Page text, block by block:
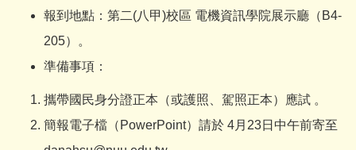
報到地點：第二(八甲)校區 電機資訊學院展示廳（B4-
205）。
準備事項：
攜帶國民身分證正本（或護照、駕照正本）應試 。
簡報電子檔（PowerPoint）請於 4月23日中午前寄至